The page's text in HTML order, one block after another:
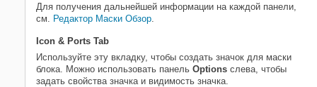
Для получения дальнейшей информации на каждой панели,
см.
Редактор Маски Обзор
Icon & Ports Tab
Используйте эту вкладку, чтобы создать значок для маски
блока. Можно использовать панель Options слева, чтобы
задать свойства значка и видимость значка.